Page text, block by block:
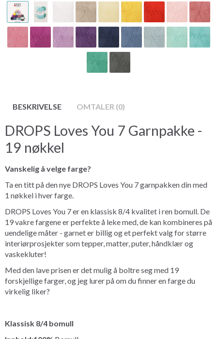
BESKRIVELSE OMTALER (0)
DROPS Loves You 7 Garnpakke -
19 nøkkel
Vanskelig å velge farge?
Ta en titt på den nye DROPS Loves You 7 garnpakken din med
1 nøkkel i hver farge.
DROPS Loves You 7 er en klassisk 8/4 kvalitet i ren bomull. De
19 vakre fargene er perfekte å leke med, de kan kombineres på
uendelige måter - garnet er billig og et perfekt valg for større
interiørprosjekter som tepper, matter, puter, håndklær og
vaskekluter!
Med den lave prisen er det mulig å boltre seg med 19
forskjellige farger, og jeg lurer på om du finner en farge du
virkelig liker?
Klassisk 8/4 bomull